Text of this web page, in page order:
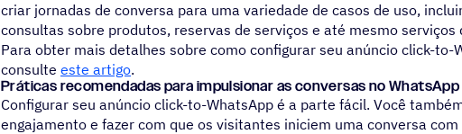
criar jornadas de conversa para uma variedade de casos de uso,
consultas sobre produtos, reservas de serviços e até mesmo serviços
Para obter mais detalhes sobre como configurar seu anúncio click-to-
consulte este artigo.
Práticas recomendadas para impulsionar as conversas no WhatsApp
Configurar seu anúncio click-to-WhatsApp é a parte fácil. Você
engajamento e fazer com que os visitantes iniciem uma conversa